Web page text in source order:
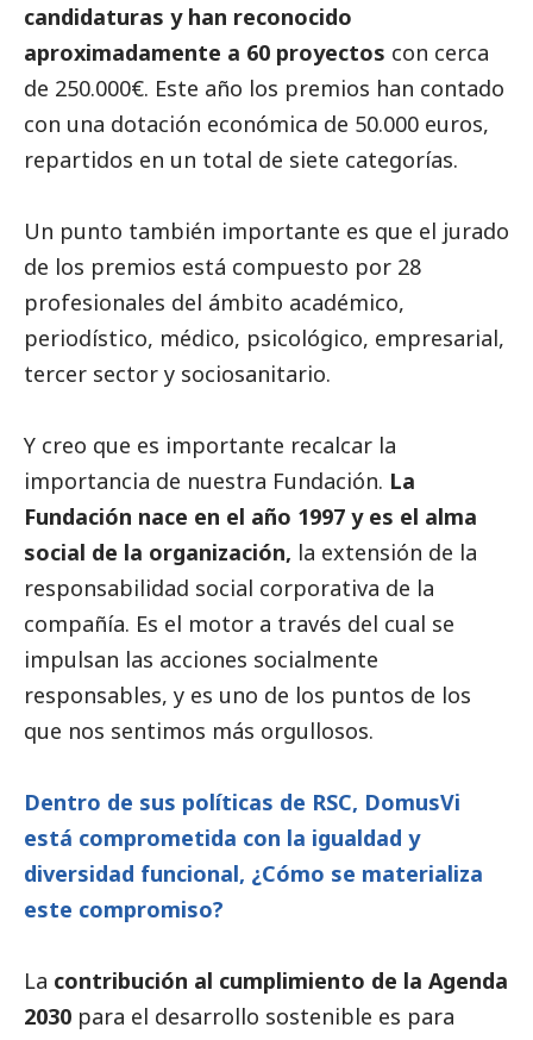
candidaturas y han reconocido
aproximadamente a 60 proyectos con cerca
de 250.000€. Este año los premios han contado
con una dotación económica de 50.000 euros,
repartidos en un total de siete categorías.
Un punto también importante es que el jurado
de los premios está compuesto por 28
profesionales del ámbito académico,
periodístico, médico, psicológico, empresarial,
tercer sector y sociosanitario.
Y creo que es importante recalcar la
importancia de nuestra Fundación. La
Fundación nace en el año 1997 y es el alma
social de la organización, la extensión de la
responsabilidad social corporativa de la
compañía. Es el motor a través del cual se
impulsan las acciones socialmente
responsables, y es uno de los puntos de los
que nos sentimos más orgullosos.
Dentro de sus políticas de RSC, DomusVi
está comprometida con la igualdad y
diversidad funcional, ¿Cómo se materializa
este compromiso?
La contribución al cumplimiento de la Agenda
2030 para el desarrollo sostenible es para